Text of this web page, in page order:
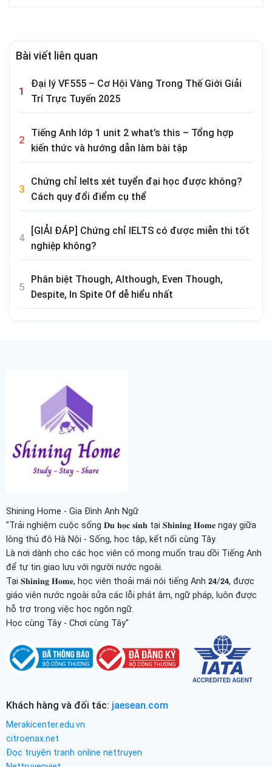
Bài viết liên quan
Đại lý VF555 – Cơ Hội Vàng Trong Thế Giới Giải
Trí Trực Tuyến 2025
Tiếng Anh lớp 1 unit 2 what’s this – Tổng hợp
kiến thức và hướng dẫn làm bài tập
Chứng chỉ Ielts xét tuyển đại học được không?
Cách quy đổi điểm cụ thể
[GIẢI ĐÁP] Chứng chỉ IELTS có được miễn thi tốt
nghiệp không?
Phân biệt Though, Although, Even Though,
Despite, In Spite Of dễ hiểu nhất
Shining Home - Gia Đình Anh Ngữ
"Trải nghiệm cuộc sống 𝐃𝐮 𝐡𝐨̣𝐜 𝐬𝐢𝐧𝐡 tại 𝐒𝐡𝐢𝐧𝐢𝐧𝐠 𝐇𝐨𝐦𝐞 ngay giữa
lòng thủ đô Hà Nội - Sống, học tập, kết nối cùng Tây.
Là nơi dành cho các học viên có mong muốn trau dồi Tiếng Anh
để tự tin giao lưu với người nước ngoài.
Tại 𝐒𝐡𝐢𝐧𝐢𝐧𝐠 𝐇𝐨𝐦𝐞, học viên thoải mái nói tiếng Anh 𝟮𝟰/𝟮𝟰, được
giáo viên nước ngoài sửa các lỗi phát âm, ngữ pháp, luôn được
hỗ trợ trong việc học ngôn ngữ.
Học cùng Tây - Chơi cùng Tây"
Khách hàng và đối tác: jaesean.com
Merakicenter.edu.vn
citroenax.net
Đọc truyện tranh online nettruyen